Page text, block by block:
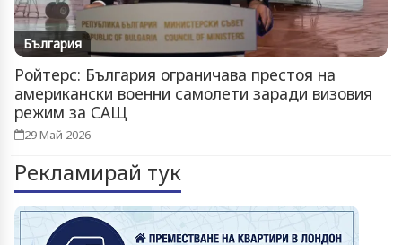
България
Ройтерс: България ограничава престоя на
американски военни самолети заради визовия
режим за САЩ
29 Май 2026
Рекламирай тук